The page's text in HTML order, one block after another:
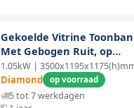
Gekoelde Vitrine
Met Gebogen Ruit, op
Sokkels
1.05kW |
Diamond op voorraad
5 tot 7 werkdagen